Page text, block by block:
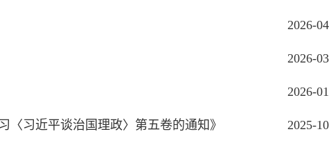
2026-
2026-
2026-
习近平谈治国理政〉第五卷的通知》 2025-